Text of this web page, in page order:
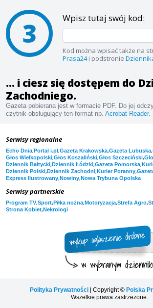
3 Wpisz tutaj swój kod:
Kod można wpisać także na
Prasa24i podstronie
... i ciesz się dostępem do
Zachodniego.
Gazeta pobierana jest w formacie PDF. Do jej
czytnik obsługujący ten format np. Acrobat Reader.
Serwisy regionalne
Echo Dnia,Portal i.pl,Gazeta Krakowska,Gazeta Lubuska,
Głos Wielkopolski,Głos Koszaliński,Głos Szczeciński,
Dziennik Bałtycki,Dziennik Łódzki,Gazeta Pomorska,
Dziennik Polski,Dziennik Zachodni,Kurier Poranny,
Express Ilustrowany,Nowiny,Nowa Trybuna Opolska
Serwisy partnerskie
Program TV,Sport,Piłka nożna,Motoryzacja,Strefa Agro,
Strona Kobiet,Nekrologi
Polityka Prywatności | Copyright © Polska
Wszelkie prawa zastrzeżone.